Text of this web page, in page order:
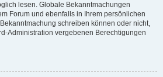
lesen. Globale Bekanntmachungen
Forum und ebenfalls in Ihrem persönlichen
schreiben können oder nicht,
Administration vergebenen Berechtigungen